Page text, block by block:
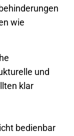
wie
und
klar
bedienbar